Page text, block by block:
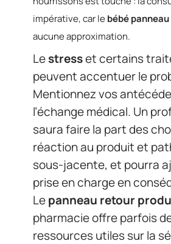
impérative, car lebébé
aucune approximation.
Lestresset certains
peuvent accentuer le
Mentionnez vos
l’échange médical. Un
saura faire la part des
réaction au produit et
sous-jacente, et pourra
prise en charge en
Lepanneau retour
pharmacie offre parfois
ressources utiles sur la